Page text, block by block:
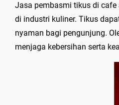
Jasa pembasmi tikus di
di industri kuliner. Tikus
nyaman bagi pengunjung.
menjaga kebersihan serta